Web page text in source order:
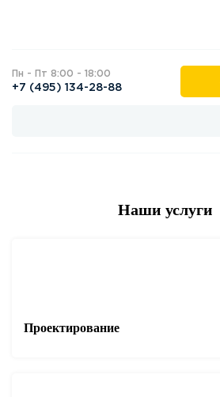
Пн - Пт 8:00 - 18:00
+7 (495) 134-28-88
Наши услуги
Проектирование